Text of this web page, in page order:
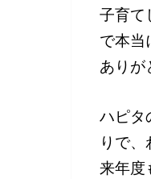
子育て
で本当
ありが
ハピタ
りで、
来年度